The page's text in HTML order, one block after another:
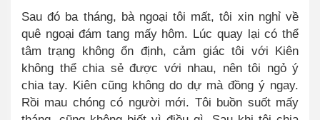
Sau đó ba tháng, bà ngoại tôi mất, tôi xin nghỉ về
quê ngoại đám tang mấy hôm. Lúc quay lại có thể
tâm trạng không ổn định, cảm giác tôi với Kiên
không thể chia sẻ được với nhau, nên tôi ngỏ ý
chia tay. Kiên cũng không do dự mà đồng ý ngay.
Rồi mau chóng có người mới. Tôi buồn suốt mấy